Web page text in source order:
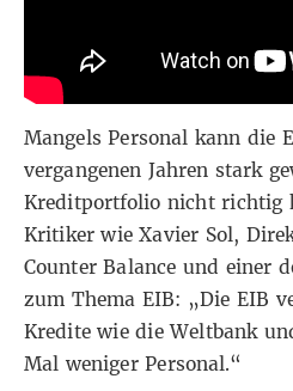
Mangels Personal kann die
vergangenen Jahren stark
Kreditportfolio nicht richtig
Kritiker wie Xavier Sol,
Counter Balance und einer
zum Thema EIB: „Die EIB
Kredite wie die Weltbank
Mal weniger Personal.“